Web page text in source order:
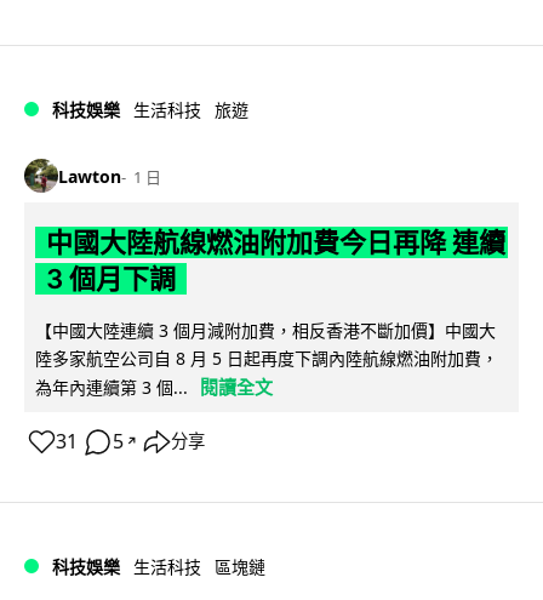
科技娛樂 生活科技 旅遊
Lawton 1 日
中國大陸航線燃油附加費今日再降 連續
3 個月下調
【中國大陸連續 3 個月減附加費，相反香港不斷加價】中國大
陸多家航空公司自 8 月 5 日起再度下調內陸航線燃油附加費，
為年內連續第 3 個...
閱讀全文
31 5 ↗ 分享
科技娛樂 生活科技 區塊鏈